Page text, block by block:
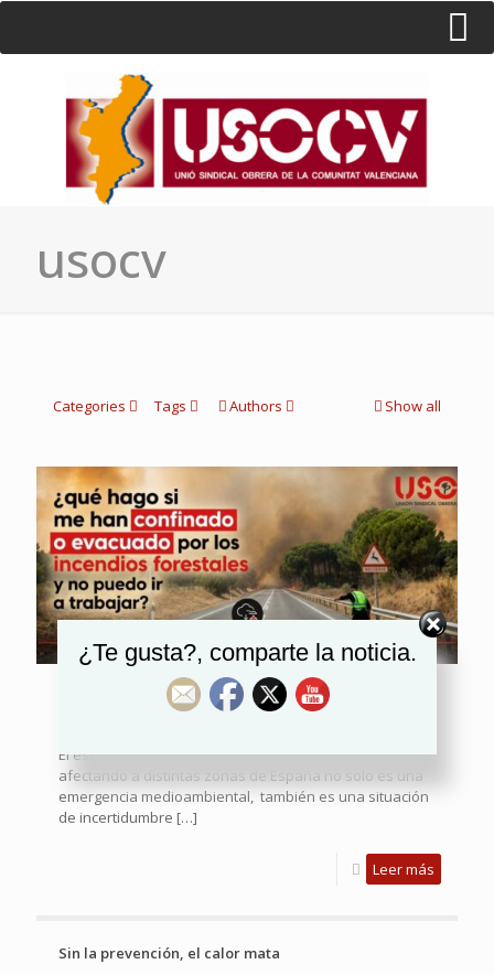
usocv
Categories Tags Authors Show all
USO responde a las consultas laborales por las
consecuencias de los incendios forestales
El escenerio actual de grandes incendios que están
afectando a distintas zonas de España no solo es una
emergencia medioambiental, también es una situación
de incertidumbre […]
Leer más
Sin la prevención, el calor mata
¿Te gusta?, comparte la noticia.